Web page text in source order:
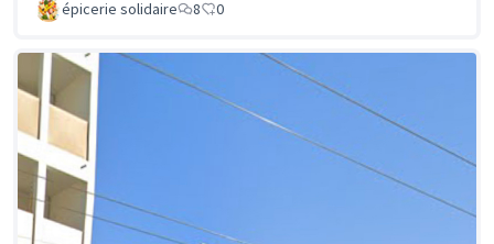
épicerie solidaire 8 0